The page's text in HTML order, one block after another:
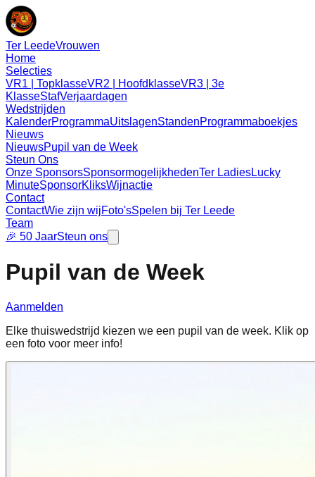
Ter LeedeVrouwen
Home
Selecties
VR1 | TopklasseVR2 | HoofdklasseVR3 | 3e
KlasseStafVerjaardagen
Wedstrijden
KalenderProgrammaUitslagenStandenProgrammaboekjes
Nieuws
NieuwsPupil van de Week
Steun Ons
Onze SponsorsSponsormogelijkhedenTer LadiesLucky
MinuteSponsorKliksWijnactie
Contact
ContactWie zijn wijFoto'sSpelen bij Ter Leede
Team
🎉 50 JaarSteun ons
Pupil van de Week
Aanmelden
Elke thuiswedstrijd kiezen we een pupil van de week. Klik op
een foto voor meer info!